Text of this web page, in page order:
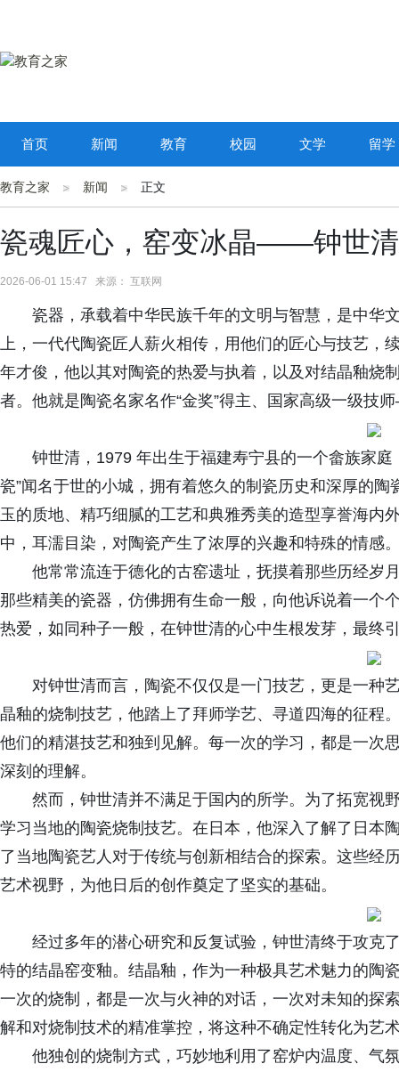
首页 新闻 教育 校园 文学 留学
教育之家 新闻 正文
瓷魂匠心，窑变冰晶——钟世清
2026-06-01 15:47 来源： 互联网
瓷器，承载着中华民族千年的文明与智慧，是中华
上，一代代陶瓷匠人薪火相传，用他们的匠心与技艺，
年才俊，他以其对陶瓷的热爱与执着，以及对结晶釉烧
者。他就是陶瓷名家名作“金奖”得主、国家高级一级技
钟世清，1979 年出生于福建寿宁县的一个畲族家
瓷”闻名于世的小城，拥有着悠久的制瓷历史和深厚的
玉的质地、精巧细腻的工艺和典雅秀美的造型享誉海内
中，耳濡目染，对陶瓷产生了浓厚的兴趣和特殊的情感
他常常流连于德化的古窑遗址，抚摸着那些历经岁
那些精美的瓷器，仿佛拥有生命一般，向他诉说着一个
热爱，如同种子一般，在钟世清的心中生根发芽，最终
对钟世清而言，陶瓷不仅仅是一门技艺，更是一种
晶釉的烧制技艺，他踏上了拜师学艺、寻道四海的征程
他们的精湛技艺和独到见解。每一次的学习，都是一次
深刻的理解。
然而，钟世清并不满足于国内的所学。为了拓宽视
学习当地的陶瓷烧制技艺。在日本，他深入了解了日本
了当地陶瓷艺人对于传统与创新相结合的探索。这些经
艺术视野，为他日后的创作奠定了坚实的基础。
经过多年的潜心研究和反复试验，钟世清终于攻克
特的结晶窑变釉。结晶釉，作为一种极具艺术魅力的陶
一次的烧制，都是一次与火神的对话，一次对未知的探
解和对烧制技术的精准掌控，将这种不确定性转化为艺
他独创的烧制方式，巧妙地利用了窑炉内温度、气